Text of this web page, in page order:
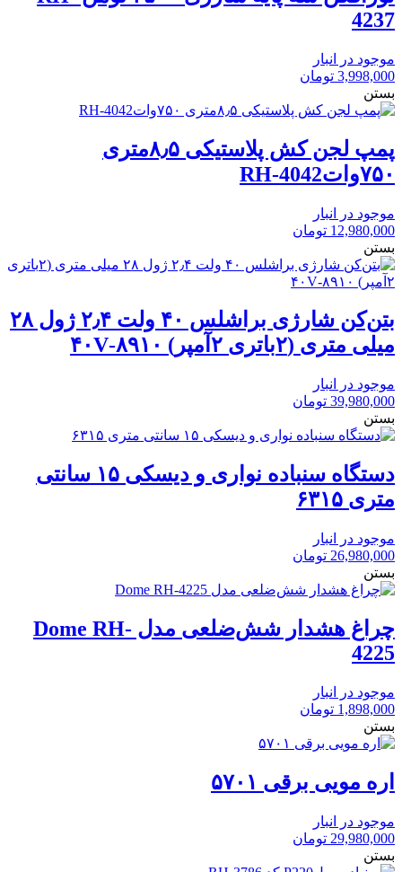
4237
موجود در انبار
3,998,000 تومان
بستن
پمپ لجن کش پلاستیکی ۸٫۵متری
۷۵۰واتRH-4042
موجود در انبار
12,980,000 تومان
بستن
بتن‌کن شارژی براشلس ۴۰ ولت ۲٫۴ ژول ۲۸
میلی متری (۲باتری ۲آمپر) ۸۹۱۰-۴۰V
موجود در انبار
39,980,000 تومان
بستن
دستگاه سنباده نواری و دیسکی ۱۵ سانتی
متری ۶۳۱۵
موجود در انبار
26,980,000 تومان
بستن
چراغ هشدار شش‌ضلعی مدل Dome RH-
4225
موجود در انبار
1,898,000 تومان
بستن
اره مویی برقی ۵۷۰۱
موجود در انبار
29,980,000 تومان
بستن